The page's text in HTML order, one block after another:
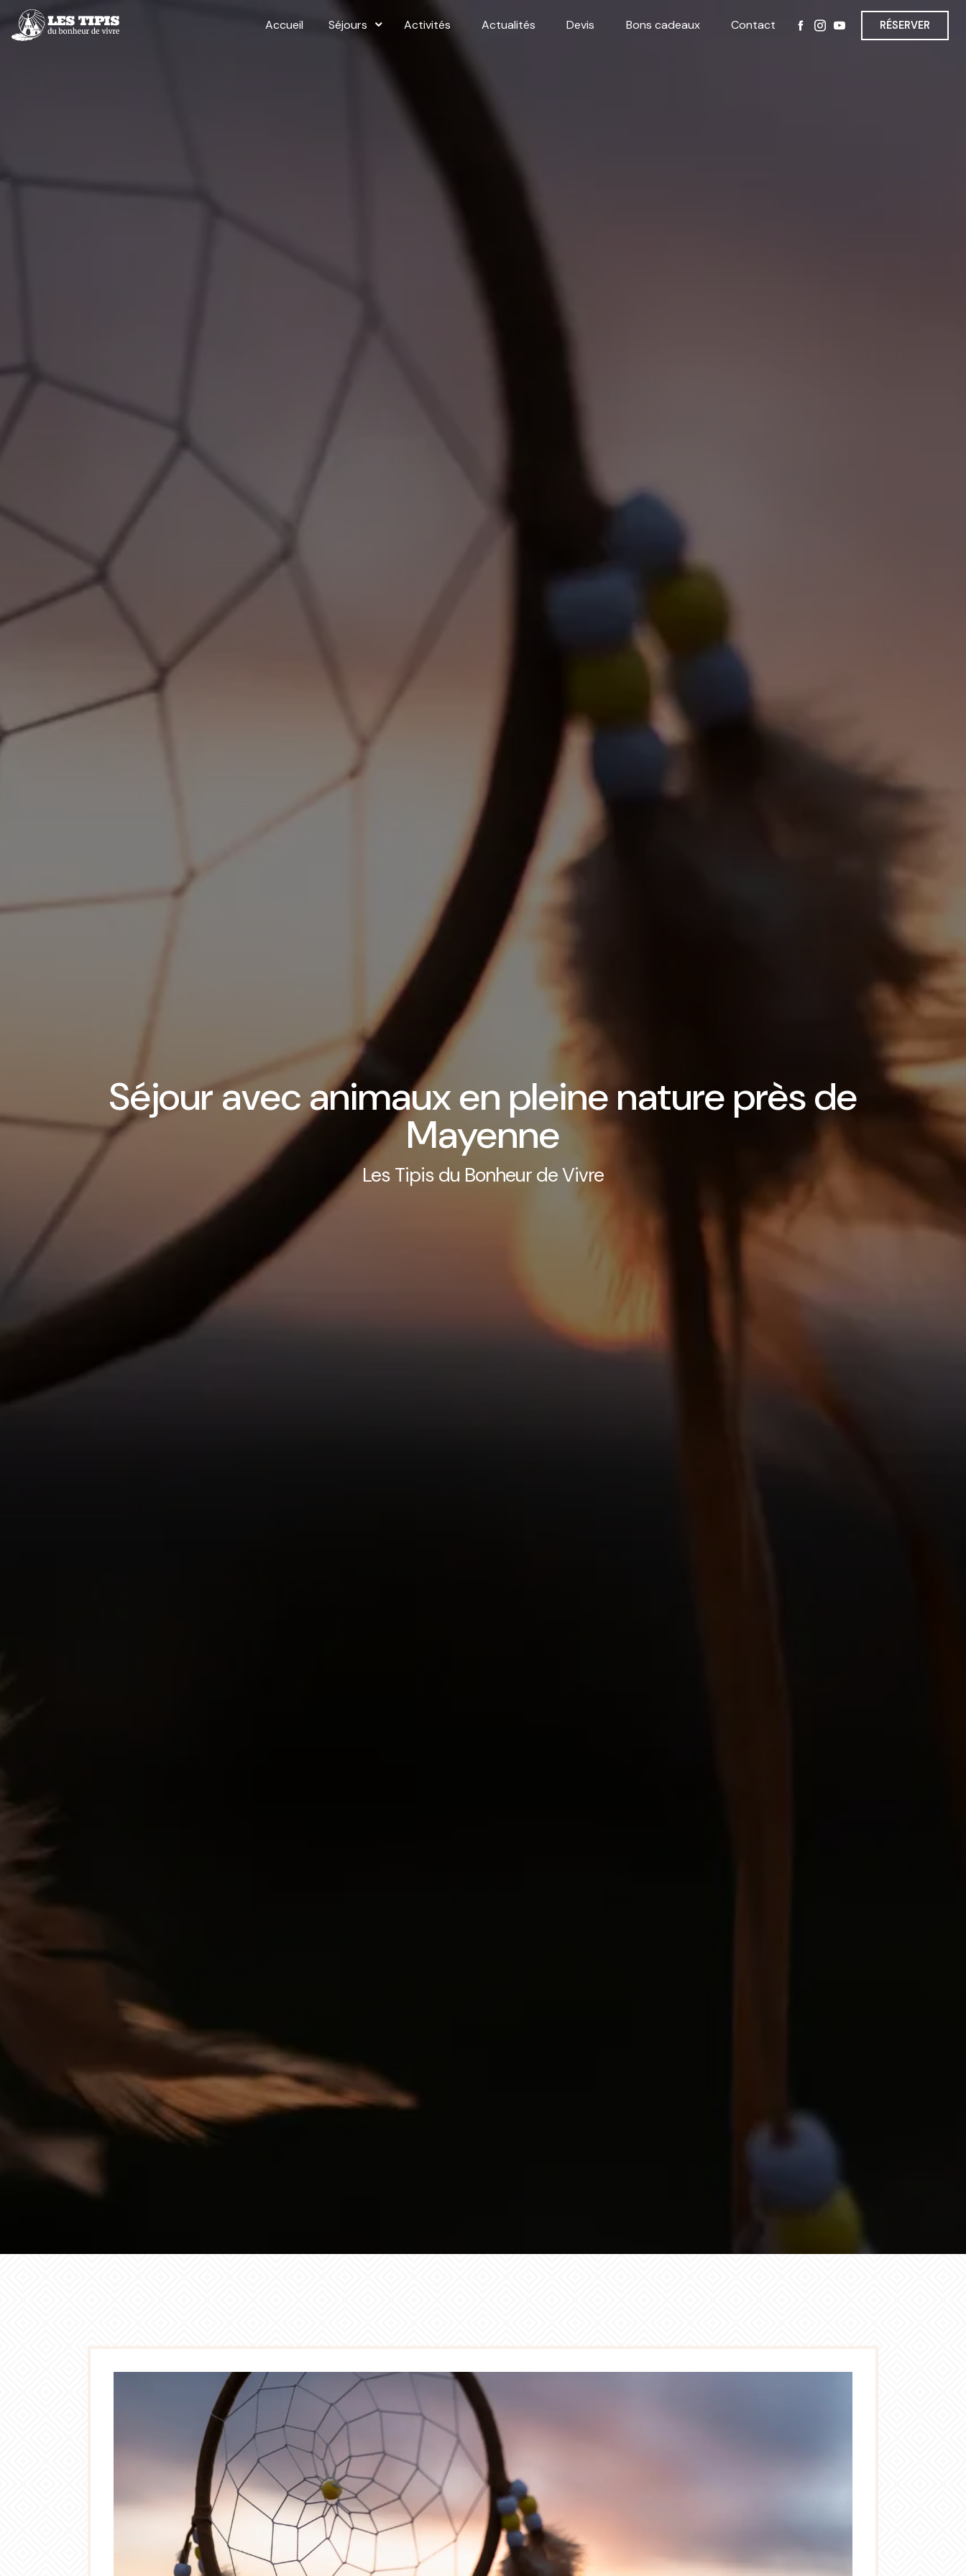
Accueil Séjours Activités Actualités Devis Bons cadeaux Contact RÉSERVER
Séjour avec animaux en pleine nature près de
Mayenne
Les Tipis du Bonheur de Vivre
Panneau de gestion des cookies